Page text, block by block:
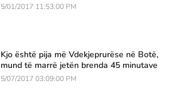
5/01/2017 11:53:00 PM
Kjo është pija më Vdekjeprurëse në Botë,
mund të marrë jetën brenda 45 minutave
5/07/2017 03:09:00 PM